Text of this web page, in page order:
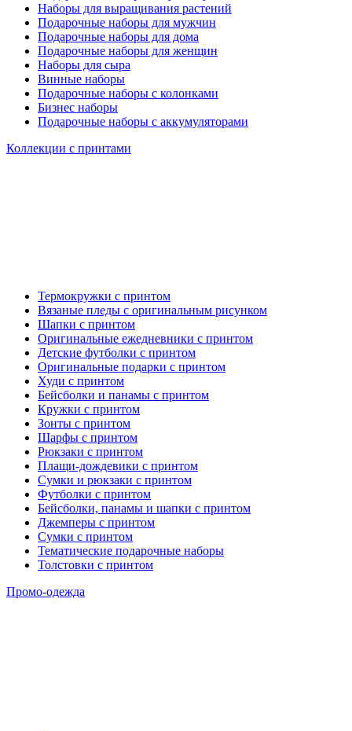
Наборы для выращивания растений
Подарочные наборы для мужчин
Подарочные наборы для дома
Подарочные наборы для женщин
Наборы для сыра
Винные наборы
Подарочные наборы с колонками
Бизнес наборы
Подарочные наборы с аккумуляторами
Коллекции с принтами
Термокружки с принтом
Вязаные пледы с оригинальным рисунком
Шапки с принтом
Оригинальные ежедневники с принтом
Детские футболки с принтом
Оригинальные подарки с принтом
Худи с принтом
Бейсболки и панамы с принтом
Кружки с принтом
Зонты с принтом
Шарфы с принтом
Рюкзаки с принтом
Плащи-дождевики с принтом
Сумки и рюкзаки с принтом
Футболки с принтом
Бейсболки, панамы и шапки с принтом
Джемперы с принтом
Сумки с принтом
Тематические подарочные наборы
Толстовки с принтом
Промо-одежда